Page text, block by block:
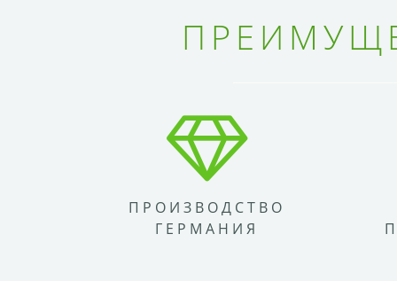
ПРОИЗВОДСТВО
ГЕРМАНИЯ